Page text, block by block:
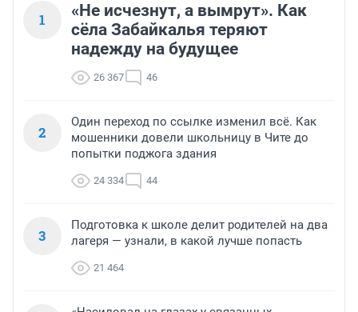
1
«Не исчезнут, а вымрут». Как
сёла Забайкалья теряют
надежду на будущее
26 367 46
2
Один переход по ссылке изменил всё. Как
мошенники довели школьницу в Чите до
попытки поджога здания
24 334 44
3
Подготовка к школе делит родителей на два
лагеря — узнали, в какой лучше попасть
21 464